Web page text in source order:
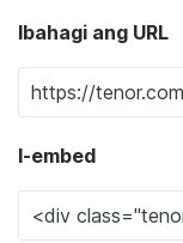
Ibahagi ang URL
I-embed